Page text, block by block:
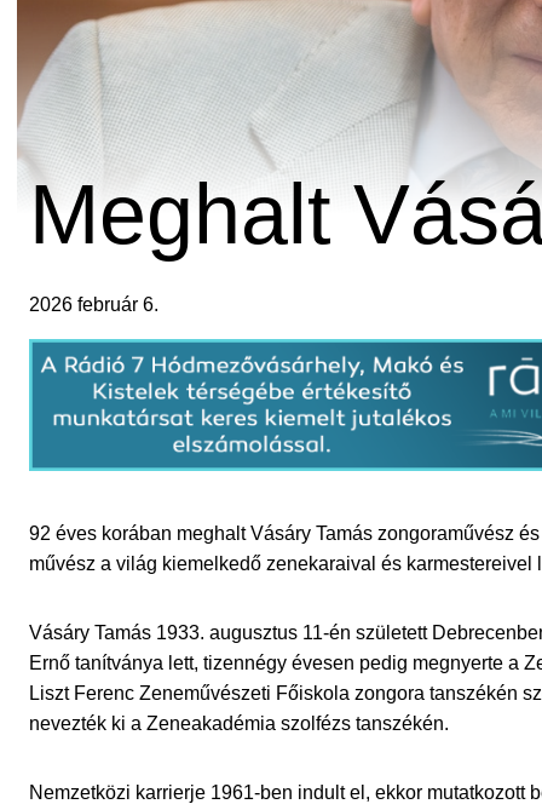
Meghalt
2026 február 6.
92 éves korában meghalt Vásáry Tamás zongoraművész
művész a világ kiemelkedő zenekaraival és
Vásáry Tamás 1933. augusztus 11-én született
Ernő tanítványa lett, tizennégy évesen pedig megnyerte a
Liszt Ferenc Zeneművészeti Főiskola zongora tanszékén
nevezték ki a Zeneakadémia szolfézs tanszékén.
Nemzetközi karrierje 1961-ben indult el, ekkor